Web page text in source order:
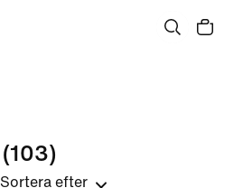
(103)
Sortera efter